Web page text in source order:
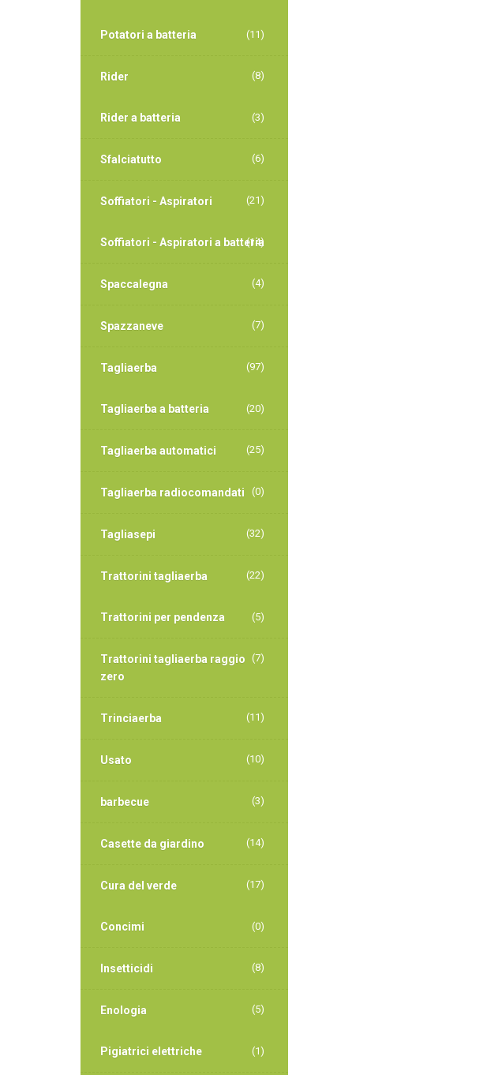
Potatori a batteria (11)
Rider (8)
Rider a batteria (3)
Sfalciatutto (6)
Soffiatori - Aspiratori (21)
Soffiatori - Aspiratori a batteria
(14)
Spaccalegna (4)
Spazzaneve (7)
Tagliaerba (97)
Tagliaerba a batteria (20)
Tagliaerba automatici (25)
Tagliaerba radiocomandati (0)
Tagliasepi (32)
Trattorini tagliaerba (22)
Trattorini per pendenza (5)
Trattorini tagliaerba raggio
zero
(7)
Trinciaerba (11)
Usato (10)
barbecue (3)
Casette da giardino (14)
Cura del verde (17)
Concimi (0)
Insetticidi (8)
Enologia (5)
Pigiatrici elettriche (1)